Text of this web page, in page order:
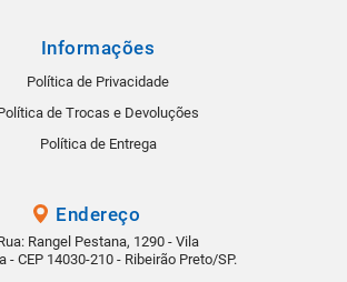
Informações
Política de Privacidade
de Trocas e Devoluções
Política de Entrega
Endereço
Rangel Pestana, 1290 - Vila
- CEP 14030-210 - Ribeirão Preto/SP.